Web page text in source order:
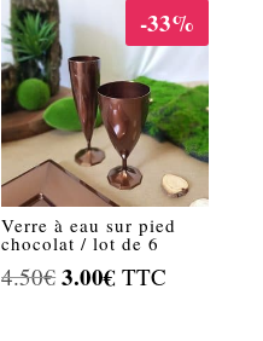
-33%
Verre à eau sur pied
chocolat / lot de 6
4.50€ Le
3.00€ Le
TTC